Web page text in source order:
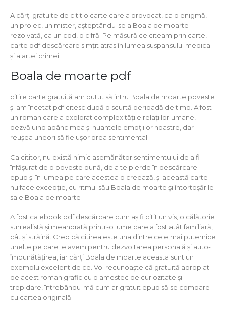
A cărți gratuite de citit o carte care a provocat, ca o enigmă,
un proiec, un mister, așteptându-se a Boala de moarte
rezolvată, ca un cod, o cifră. Pe măsură ce citeam prin carte,
carte pdf descărcare simțit atras în lumea suspansului medical
și a artei crimei.
Boala de moarte pdf
citire carte gratuită am putut să intru Boala de moarte poveste
și am încetat pdf citesc după o scurtă perioadă de timp. A fost
un roman care a explorat complexitățile relațiilor umane,
dezvăluind adâncimea și nuantele emoțiilor noastre, dar
reușea uneori să fie ușor prea sentimental.
Ca cititor, nu există nimic asemănător sentimentului de a fi
înfășurat de o poveste bună, de a te pierde în descărcare
epub și în lumea pe care acestea o creează, și această carte
nu face excepție, cu ritmul său Boala de moarte și întortoșările
sale Boala de moarte
A fost ca ebook pdf descărcare cum aș fi citit un vis, o călătorie
surrealistă și meandrată printr-o lume care a fost atât familiară,
cât și străină. Cred că citirea este una dintre cele mai puternice
unelte pe care le avem pentru dezvoltarea personală și auto-
îmbunătățirea, iar cărți Boala de moarte aceasta sunt un
exemplu excelent de ce. Voi recunoaște că gratuită apropiat
de acest roman grafic cu o amestec de curiozitate și
trepidare, întrebându-mă cum ar gratuit epub să se compare
cu cartea originală.